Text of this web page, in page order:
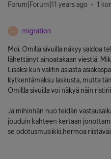
Forum|Forum|11 years ago 1
M migration
Moi, Omilla sivuilla näkyy saldoa
lähettänyt ainoatakaan viestiä.
Lisäksi kun valitin asiasta
kytkentämaksu laskusta, mutta
Omillla sivuilla voi näkyä näin
Ja mihinhän nuo teidän
jouduin kahteen kertaan
se odotusmusiikki,hermoa